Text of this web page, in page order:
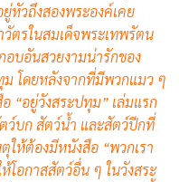
หัวถึงสองพระองค์เคย
ตรในสมเด็จพระเทพรัตน
บอันสวยงามน่ารักของ
ม โดยหลังจากที่มีพวกแมว ๆ
“อยู่วังสระปทุม” เล่มแรก
ว์บก สัตว์น้ำ และสัตว์ปีกที่
ให้ต้องมีหนังสือ “พวกเรา
โอกาสสัตว์อื่น ๆ ในวังสระ